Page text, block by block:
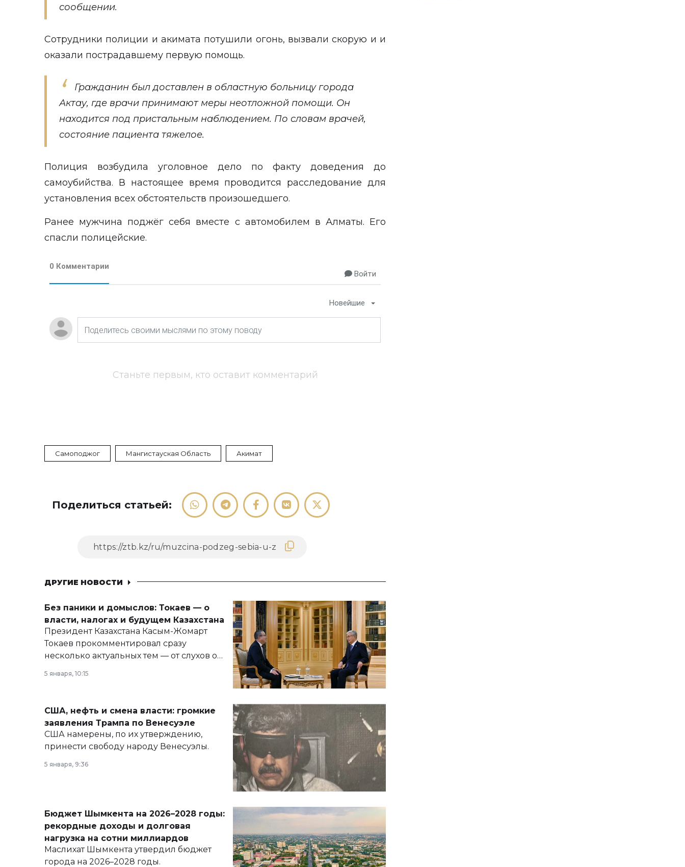
сообщении.
Сотрудники полиции и акимата потушили огонь, вызвали скорую и и
оказали пострадавшему первую помощь.
Гражданин был доставлен в областную больницу города
Актау, где врачи принимают меры неотложной помощи. Он
находится под пристальным наблюдением. По словам врачей,
состояние пациента тяжелое.
Полиция возбудила уголовное дело по факту доведения до
самоубийства. В настоящее время проводится расследование для
установления всех обстоятельств произошедшего.
Ранее мужчина поджёг себя вместе с автомобилем в Алматы. Его
спасли полицейские.
0 Комментарии
Войти
Новейшие
Станьте первым, кто оставит комментарий
Самоподжог Мангистауская Область Акимат
Поделиться статьей:
ДРУГИЕ НОВОСТИ
Без паники и домыслов: Токаев — о
власти, налогах и будущем Казахстана
Президент Казахстана Касым-Жомарт
Токаев прокомментировал сразу
несколько актуальных тем — от слухов о
армии, экономики и личного здоровья.
5 января, 10:15
США, нефть и смена власти: громкие
заявления Трампа по Венесуэле
США намерены, по их утверждению,
принести свободу народу Венесуэлы.
5 января, 9:36
Бюджет Шымкента на 2026–2028 годы:
рекордные доходы и долговая
нагрузка на сотни миллиардов
Маслихат Шымкента утвердил бюджет
города на 2026–2028 годы.